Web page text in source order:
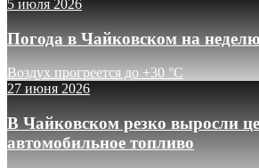
5 июля 2026
Погода в Чайковском на
Воздух прогреется до +30 °C
27 июня 2026
В Чайковском резко выросли
автомобильное топливо